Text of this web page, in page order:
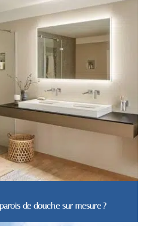
de douche sur mesure ?